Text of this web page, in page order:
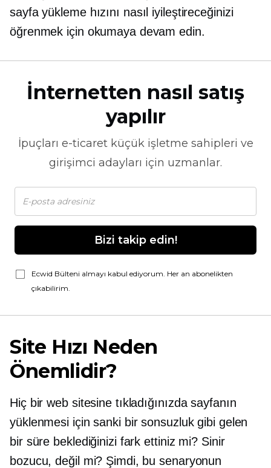
sayfa yükleme hızını nasıl iyileştireceğinizi
öğrenmek için okumaya devam edin.
İnternetten nasıl satış
yapılır
İpuçları e-ticaretküçük işletme sahipleri ve
girişimci adayları için uzmanlar.
Bizi takip edin!
Ecwid Bülteni almayı kabul ediyorum. Her an abonelikten
çıkabilirim.
Site Hızı Neden
Önemlidir?
Hiç bir web sitesine tıkladığınızda sayfanın
yüklenmesi için sanki bir sonsuzluk gibi gelen
bir süre beklediğinizi fark ettiniz mi? Sinir
bozucu, değil mi? Şimdi, bu senaryonun